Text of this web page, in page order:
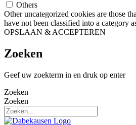
Others
Other uncategorized cookies are those
have not been classified into a category
OPSLAAN & ACCEPTEREN
Zoeken
Geef uw zoekterm in en druk op enter
Zoeken
Zoeken